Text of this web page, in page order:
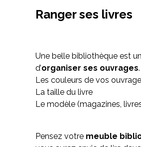
Ranger ses livres
Une belle bibliothèque est
d’organiser ses ouvrages
Les couleurs de vos
La taille du livre
Le modèle (magazines,
Pensez votre meuble